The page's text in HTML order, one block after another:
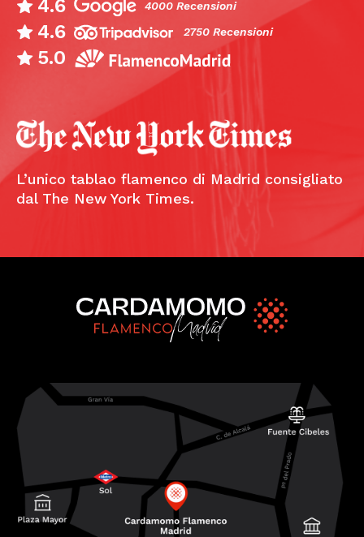
4.6 4000 Recensioni
4.6 2750 Recensioni
5.0
L’unico tablao flamenco di Madrid consigliato
dal The New York Times.